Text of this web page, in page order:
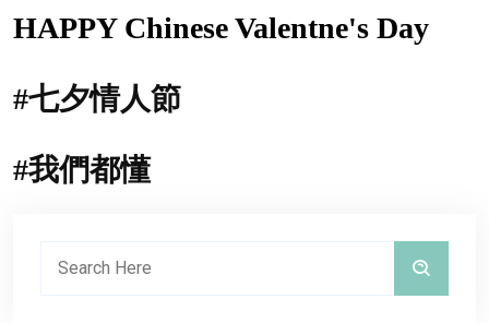
HAPPY Chinese Valentne's Day
#七夕情人節
#我們都懂